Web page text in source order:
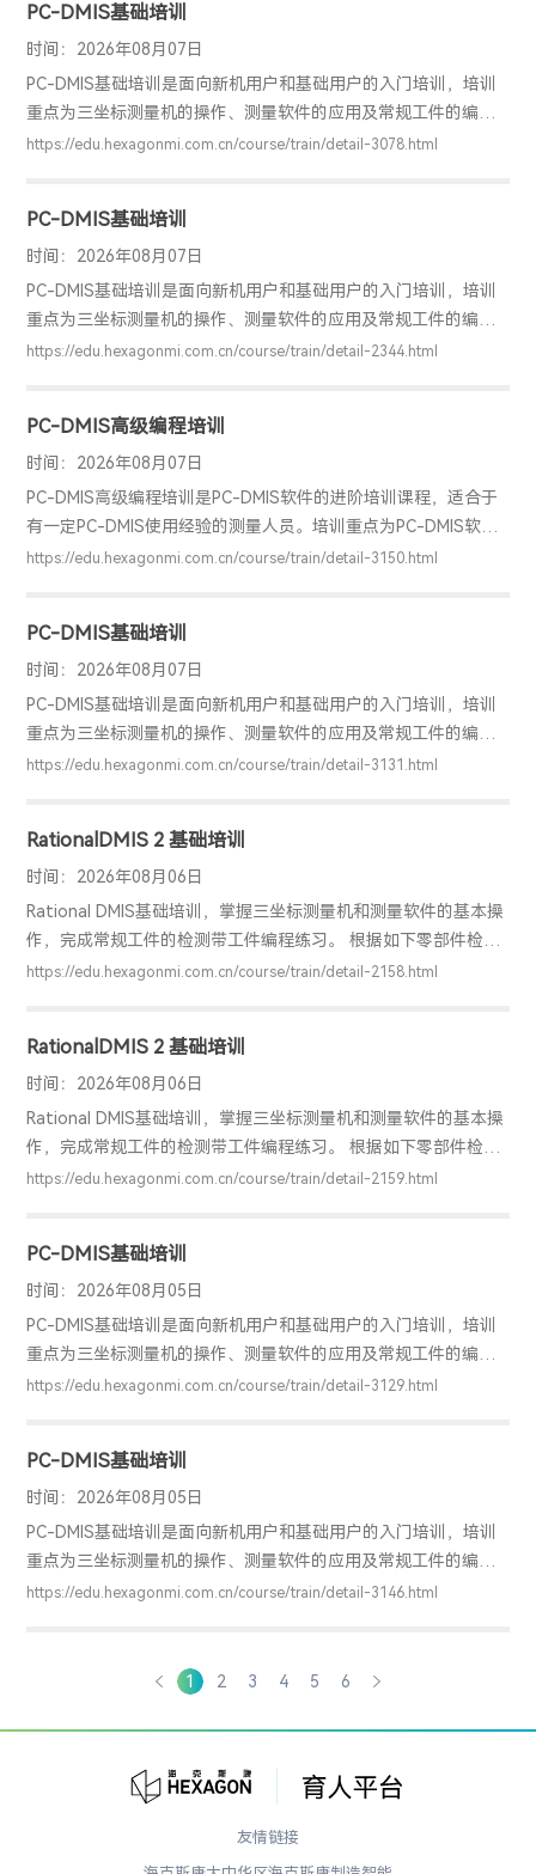
杂工件的编程和检测。
PC-DMIS基础培训
时间：2026年08月07日
PC-DMIS基础培训是面向新机用户和基础用户的入门培训，培训
重点为三坐标测量机的操作、测量软件的应用及常规工件的编程
检测。通过该培训，用户可以掌握PC-DMIS软件的基础应用，明
https://edu.hexagonmi.com.cn/course/train/detail-3078.html
PC-DMIS基础培训
时间：2026年08月07日
PC-DMIS基础培训是面向新机用户和基础用户的入门培训，培训
重点为三坐标测量机的操作、测量软件的应用及常规工件的编程
检测。通过该培训，用户可以掌握PC-DMIS软件的基础应用，明
https://edu.hexagonmi.com.cn/course/train/detail-2344.html
PC-DMIS高级编程培训
时间：2026年08月07日
PC-DMIS高级编程培训是PC-DMIS软件的进阶培训课程，适合于
有一定PC-DMIS使用经验的测量人员。培训重点为PC-DMIS软件
的高级编程语句，例如赋值、文件读取\写入、流程控制命令、
和编写复杂、高阶测量程序及定制所需报告的能力，提高工作效
率并解决一些复杂难题。
https://edu.hexagonmi.com.cn/course/train/detail-3150.html
PC-DMIS基础培训
时间：2026年08月07日
PC-DMIS基础培训是面向新机用户和基础用户的入门培训，培训
重点为三坐标测量机的操作、测量软件的应用及常规工件的编程
检测。通过该培训，用户可以掌握PC-DMIS软件的基础应用，明
https://edu.hexagonmi.com.cn/course/train/detail-3131.html
RationalDMIS 2 基础培训
时间：2026年08月06日
Rational DMIS基础培训，掌握三坐标测量机和测量软件的基本操
作，完成常规工件的检测带工件编程练习。 根据如下零部件检测
的基本思路，掌握零部件检测的基本步骤，培训结束后，能独立
https://edu.hexagonmi.com.cn/course/train/detail-2158.html
RationalDMIS 2 基础培训
时间：2026年08月06日
Rational DMIS基础培训，掌握三坐标测量机和测量软件的基本操
作，完成常规工件的检测带工件编程练习。 根据如下零部件检测
的基本思路，掌握零部件检测的基本步骤，培训结束后，能独立
https://edu.hexagonmi.com.cn/course/train/detail-2159.html
PC-DMIS基础培训
时间：2026年08月05日
PC-DMIS基础培训是面向新机用户和基础用户的入门培训，培训
重点为三坐标测量机的操作、测量软件的应用及常规工件的编程
检测。通过该培训，用户可以掌握PC-DMIS软件的基础应用，明
https://edu.hexagonmi.com.cn/course/train/detail-3129.html
PC-DMIS基础培训
时间：2026年08月05日
PC-DMIS基础培训是面向新机用户和基础用户的入门培训，培训
重点为三坐标测量机的操作、测量软件的应用及常规工件的编程
检测。通过该培训，用户可以掌握PC-DMIS软件的基础应用，明
https://edu.hexagonmi.com.cn/course/train/detail-3146.html
1 2 3 4 5 6
友情链接